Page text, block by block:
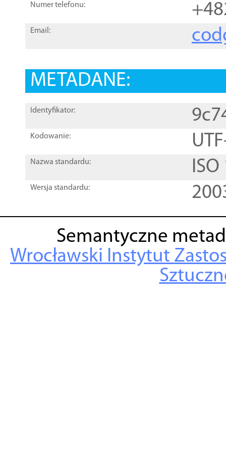
Numer telefonu:
Email:
METADANE:
Identyfikator:
Kodowanie:
Nazwa standardu:
Wersja standardu:
Semantyczne
Wrocławski Instytut